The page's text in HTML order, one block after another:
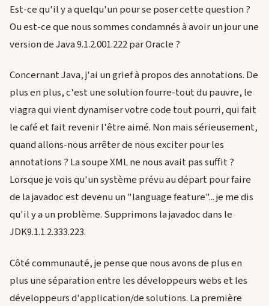
Est-ce qu'il y a quelqu'un pour se poser cette question ?
Ou est-ce que nous sommes condamnés à avoir un jour une
version de Java 9.1.2.001.222 par Oracle ?
Concernant Java, j'ai un grief à propos des annotations. De
plus en plus, c'est une solution fourre-tout du pauvre, le
viagra qui vient dynamiser votre code tout pourri, qui fait
le café et fait revenir l'être aimé. Non mais sérieusement,
quand allons-nous arrêter de nous exciter pour les
annotations ? La soupe XML ne nous avait pas suffit ?
Lorsque je vois qu'un système prévu au départ pour faire
de la javadoc est devenu un "language feature"... je me dis
qu'il y a un problème. Supprimons la javadoc dans le
JDK9.1.1.2.333.223.
Côté communauté, je pense que nous avons de plus en
plus une séparation entre les développeurs webs et les
développeurs d'application/de solutions. La première